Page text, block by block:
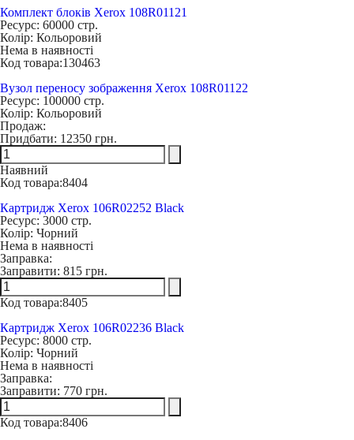
Комплект блоків Xerox 108R01121
Ресурс: 60000 стр.
Колір: Кольоровий
Нема в наявності
Код товара:130463
Вузол переносу зображення Xerox 108R01122
Ресурс: 100000 стр.
Колір: Кольоровий
Продаж:
Придбати: 12350 грн.
Наявний
Код товара:8404
Картридж Xerox 106R02252 Black
Ресурс: 3000 стр.
Колір: Чорний
Нема в наявності
Заправка:
Заправити: 815 грн.
Код товара:8405
Картридж Xerox 106R02236 Black
Ресурс: 8000 стр.
Колір: Чорний
Нема в наявності
Заправка:
Заправити: 770 грн.
Код товара:8406